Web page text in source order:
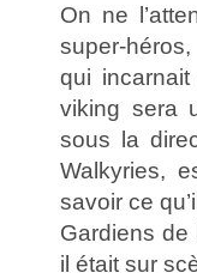
On ne
super-
qui
viking sera
sous la
Walkyries,
savoir ce
Gardiens de
il était sur